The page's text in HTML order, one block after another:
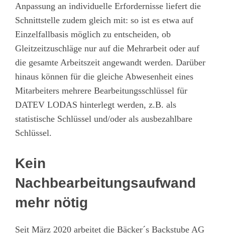
Anpassung an individuelle Erfordernisse liefert die
Schnittstelle zudem gleich mit: so ist es etwa auf
Einzelfallbasis möglich zu entscheiden, ob
Gleitzeitzuschläge nur auf die Mehrarbeit oder auf
die gesamte Arbeitszeit angewandt werden. Darüber
hinaus können für die gleiche Abwesenheit eines
Mitarbeiters mehrere Bearbeitungsschlüssel für
DATEV LODAS hinterlegt werden, z.B. als
statistische Schlüssel und/oder als ausbezahlbare
Schlüssel.
Kein
Nachbearbeitungsaufwand
mehr nötig
Seit März 2020 arbeitet die Bäcker´s Backstube AG